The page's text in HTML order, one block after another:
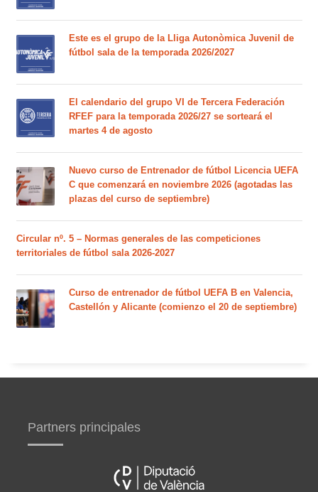
Este es el grupo de la Lliga Autonòmica Juvenil de
fútbol sala de la temporada 2026/2027
El calendario del grupo VI de Tercera Federación
RFEF para la temporada 2026/27 se sorteará el
martes 4 de agosto
Nuevo curso de Entrenador de fútbol Licencia UEFA
C que comenzará en noviembre 2026 (agotadas las
plazas del curso de septiembre)
Circular nº. 5 – Normas generales de las competiciones
territoriales de fútbol sala 2026-2027
Curso de entrenador de fútbol UEFA B en Valencia,
Castellón y Alicante (comienzo el 20 de septiembre)
Partners principales